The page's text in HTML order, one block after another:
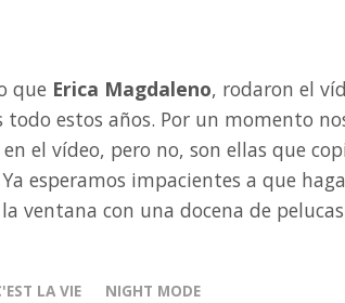
que Erica Magdaleno, rodaron el
estos años. Por un momento
en el vídeo, pero no, son ellas que
esperamos impacientes a que
ventana con una docena de pelucas
LA VIE
NIGHT MODE